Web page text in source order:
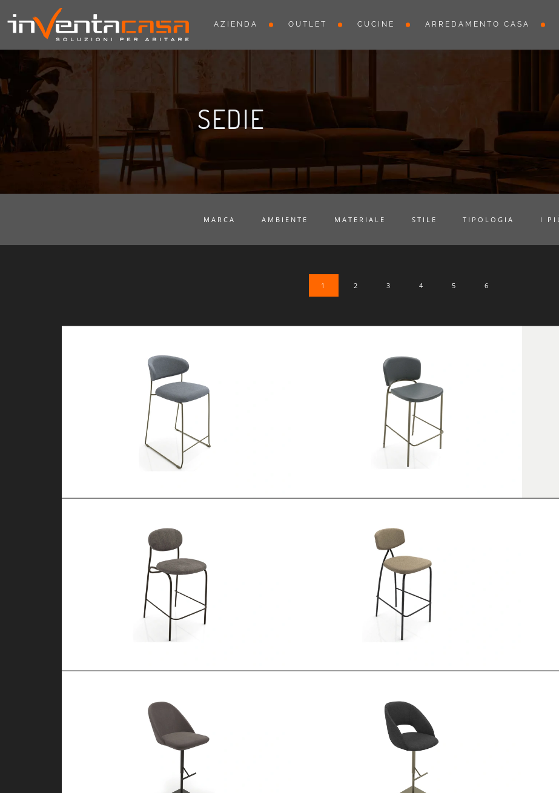
AZIENDA OUTLET CUCINE ARREDAMENTO CASA
SEDIE
MARCA AMBIENTE MATERIALE STILE TIPOLOGIA I
1 2 3 4 5 6